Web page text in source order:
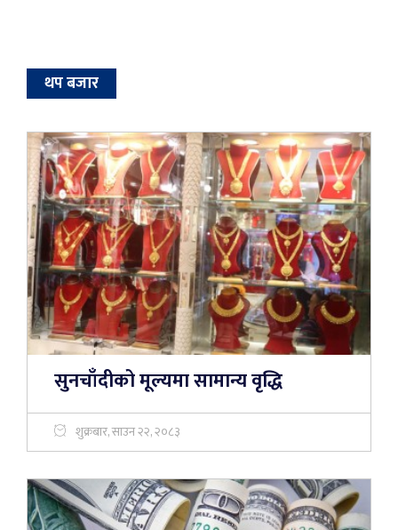
थप बजार
सुनचाँदीको मूल्यमा सामान्य वृद्धि
शुक्रबार, साउन २२, २०८३